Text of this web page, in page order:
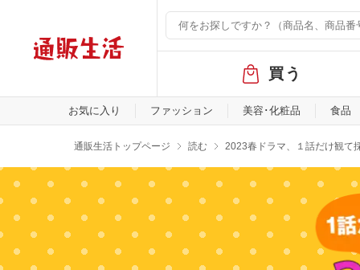
バ
ル
メ
買う
お気に入り ファッション 美容･化粧品 食品
通販生活トップページ 読む 2023春ドラマ、１話だけ観て